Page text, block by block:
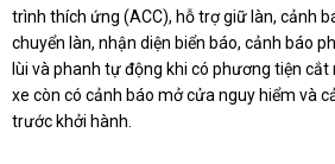
trình thích ứng (ACC), hỗ trợ giữ làn, cảnh
chuyển làn, nhận diện biển báo, cảnh báo
lùi và phanh tự động khi có phương tiện cắt
xe còn có cảnh báo mở cửa nguy hiểm và
trước khởi hành.